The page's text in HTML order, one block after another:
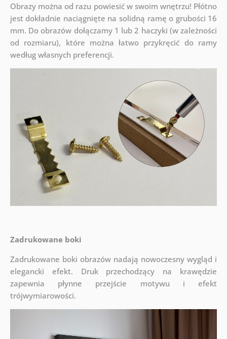
Obrazy można od razu powiesić w swoim wnętrzu! Płótno
jest dokładnie naciągnięte na solidną ramę o grubości 16
mm. Do obrazów dołączamy 1 lub 2 haczyki (w zależności
od rozmiaru), które można łatwo przykręcić do ramy
według własnych preferencji.
Zadrukowane boki
Zadrukowane boki obrazów nadają nowoczesny wygląd i
elegancki efekt. Druk przechodzący na krawędzie
zapewnia płynne przejście motywu i efekt
trójwymiarowości.